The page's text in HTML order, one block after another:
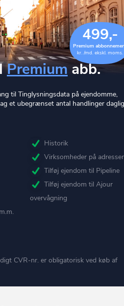
499,-
Premium
kr. /md. ekskl. moms.
Premium abb.
til Tinglysningsdata på ejendomme,
et ubegrænset antal handlinger
Historik
Virksomheder på
Tilføj ejendom til Pipeline
Tilføj ejendom til Ajour
overvågning
CVR-nr. er obligatorisk ved køb af